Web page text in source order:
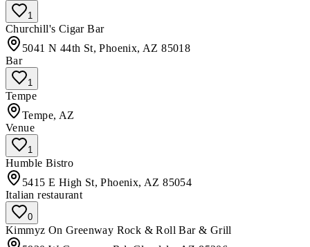
1
Churchill's Cigar Bar
5041 N 44th St, Phoenix, AZ 85018
Bar
1
Tempe
Tempe, AZ
Venue
1
Humble Bistro
5415 E High St, Phoenix, AZ 85054
Italian restaurant
0
Kimmyz On Greenway Rock & Roll Bar & Grill